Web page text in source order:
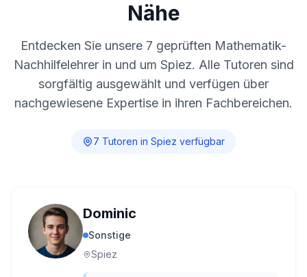
Nähe
Entdecken Sie unsere 7 geprüften Mathematik-
Nachhilfelehrer in und um Spiez. Alle Tutoren sind
sorgfältig ausgewählt und verfügen über
nachgewiesene Expertise in ihren Fachbereichen.
7 Tutoren in Spiez verfügbar
Dominic
Sonstige
Spiez